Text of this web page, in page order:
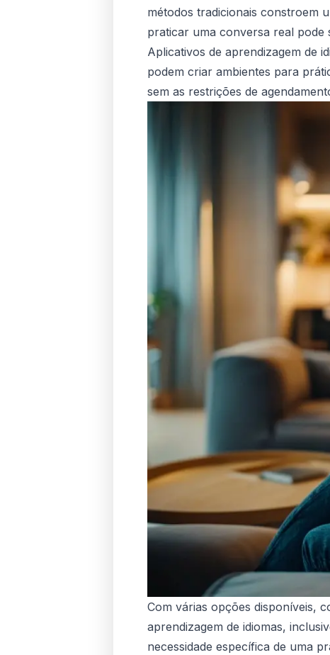
métodos tradicionais constroem
praticar uma conversa real pode
Aplicativos de aprendizagem de
podem criar ambientes para
sem as restrições de
Com várias opções disponíveis,
aprendizagem de idiomas,
necessidade específica de uma